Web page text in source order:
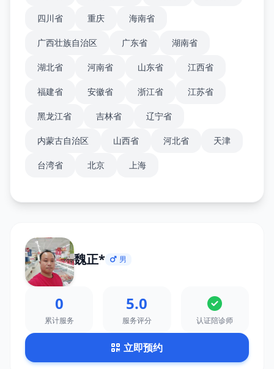
四川省 重庆 海南省
广西壮族自治区 广东省 湖南省
湖北省 河南省 山东省 江西省
福建省 安徽省 浙江省 江苏省
黑龙江省 吉林省 辽宁省
内蒙古自治区 山西省 河北省 天津
台湾省 北京 上海
魏正* 男
0
累计服务
5.0
服务评分 认证陪诊师
立即预约